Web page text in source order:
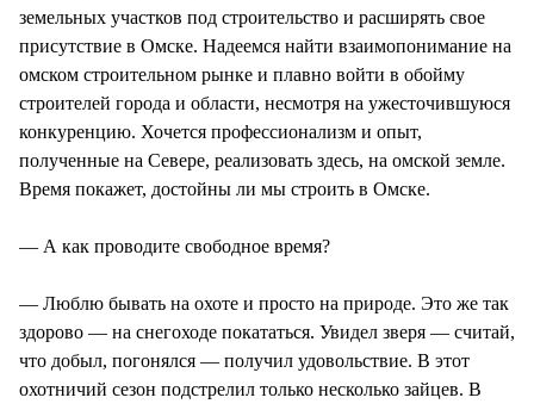
земельных участков под строительство и расширять свое
присутствие в Омске. Надеемся найти взаимопонимание на
омском строительном рынке и плавно войти в обойму
строителей города и области, несмотря на ужесточившуюся
конкуренцию. Хочется профессионализм и опыт,
полученные на Севере, реализовать здесь, на омской земле.
Время покажет, достойны ли мы строить в Омске.
— А как проводите свободное время?
— Люблю бывать на охоте и просто на природе. Это же так
здорово — на снегоходе покататься. Увидел зверя — считай,
что добыл, погонялся — получил удовольствие. В этот
охотничий сезон подстрелил только несколько зайцев. В